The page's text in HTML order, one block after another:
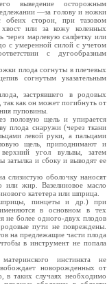
выведение осторожным
—за голову и ножки
сторон, при тазовом
или за кожу коленных
через марлевую салфетку или
с умеренной силой с учетом
с дугообразным
плода согнуты в плечевых
согнутым указательным
застрявшего в родовых
так как он может погибнуть от
пуповины.
половую щель и упирается
плода снаружи (через ткани
левой руки, а пальцами
щель, приподнимают и
угол вульвы, затем
затылка и сбоку и выводят ее
слизистую оболочку наносят
или жир. Вазелиновое масло
катетера или шприца.
пинцеты и др.) при
в основном в тех
не более одного-двух плодов
пути не повреждены.
на предлежащие части плода
в инструмент не попала
инстинкта не
новорожденных от
в таких случаях необходимо